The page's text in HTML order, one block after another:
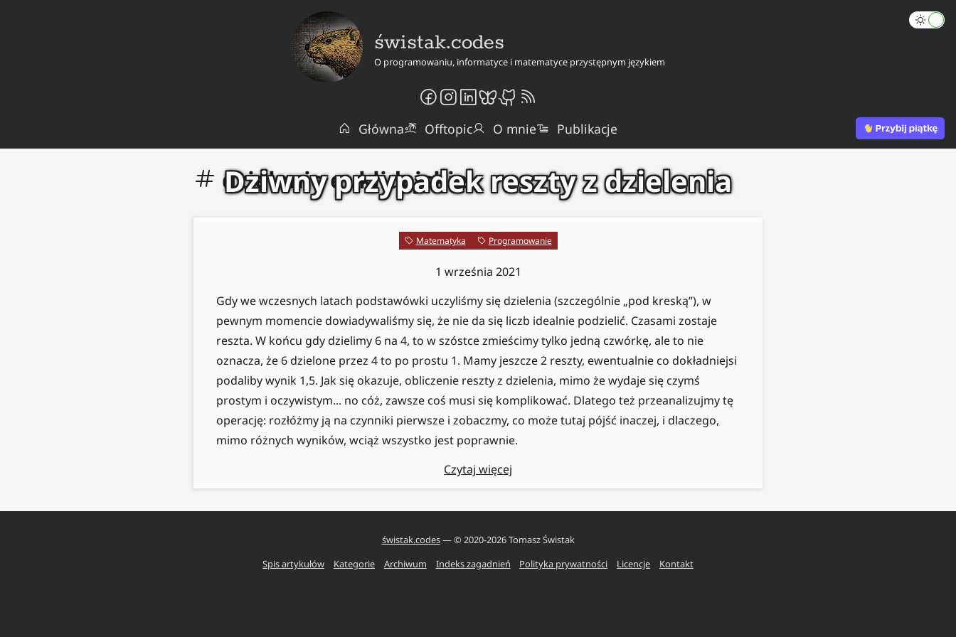
świstak.codes
O programowaniu, informatyce i matematyce przystępnym językiem
Główna Offtopic O mnie Publikacje
dzielenie euklidejskie
Dziwny przypadek reszty z dzielenia
Matematyka Programowanie
1 września 2021
Gdy we wczesnych latach podstawówki uczyliśmy się dzielenia (szczególnie „pod kreską”), w
pewnym momencie dowiadywaliśmy się, że nie da się liczb idealnie podzielić. Czasami zostaje
reszta. W końcu gdy dzielimy 6 na 4, to w szóstce zmieścimy tylko jedną czwórkę, ale to nie
oznacza, że 6 dzielone przez 4 to po prostu 1. Mamy jeszcze 2 reszty, ewentualnie co dokładniejsi
podaliby wynik 1,5. Jak się okazuje, obliczenie reszty z dzielenia, mimo że wydaje się czymś
prostym i oczywistym... no cóż, zawsze coś musi się komplikować. Dlatego też przeanalizujmy tę
operację: rozłóżmy ją na czynniki pierwsze i zobaczmy, co może tutaj pójść inaczej, i dlaczego,
mimo różnych wyników, wciąż wszystko jest poprawnie.
Czytaj więcej
świstak.codes— © 2020-2026Tomasz Świstak
Spis artykułów
Kategorie Archiwum Indeks zagadnień Polityka prywatności Licencje Kontakt